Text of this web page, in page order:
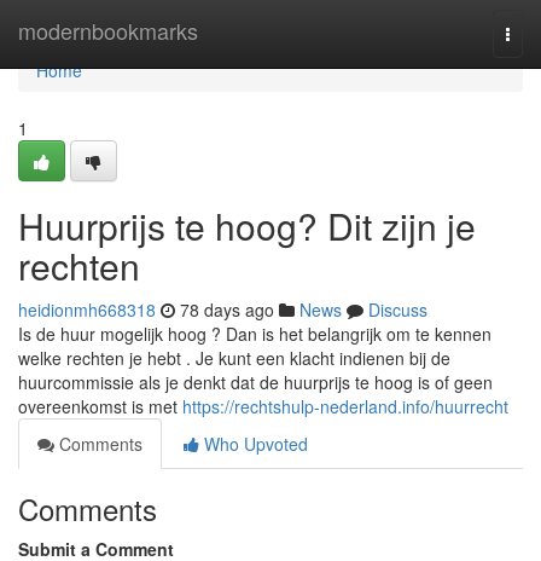
modernbookmarks
Home
Home
1
Huurprijs te hoog? Dit zijn je
rechten
heidionmh668318 78 days ago News
Discuss
Is de huur mogelijk hoog ? Dan is het belangrijk om te kennen
welke rechten je hebt . Je kunt een klacht indienen bij de
huurcommissie als je denkt dat de huurprijs te hoog is of geen
overeenkomst is met https://rechtshulp-nederland.info/huurrecht
Comments
Who Upvoted
Comments
Submit a Comment